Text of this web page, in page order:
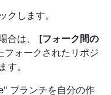
クします。
合は、 [フォーク間の
フォークされたリポジ
す。
ブランチを自分の作